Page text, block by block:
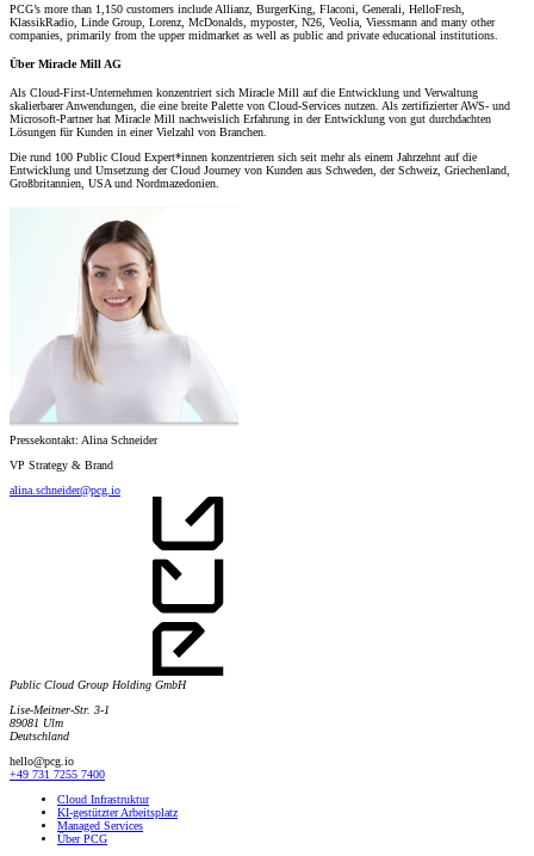
PCG’s more than 1,150 customers include Allianz, BurgerKing, Flaconi, Generali, HelloFresh,
KlassikRadio, Linde Group, Lorenz, McDonalds, myposter, N26, Veolia, Viessmann and many other
companies, primarily from the upper midmarket as well as public and private educational institutions.
Über Miracle Mill AG
Als Cloud-First-Unternehmen konzentriert sich Miracle Mill auf die Entwicklung und Verwaltung
skalierbarer Anwendungen, die eine breite Palette von Cloud-Services nutzen. Als zertifizierter AWS- und
Microsoft-Partner hat Miracle Mill nachweislich Erfahrung in der Entwicklung von gut durchdachten
Lösungen für Kunden in einer Vielzahl von Branchen.
Die rund 100 Public Cloud Expert*innen konzentrieren sich seit mehr als einem Jahrzehnt auf die
Entwicklung und Umsetzung der Cloud Journey von Kunden aus Schweden, der Schweiz, Griechenland,
Großbritannien, USA und Nordmazedonien.
Pressekontakt: Alina Schneider
VP Strategy & Brand
alina.schneider@pcg.io
Public Cloud Group Holding GmbH
Lise-Meitner-Str. 3-1
89081 Ulm
Deutschland
hello@pcg.io
+49 731 7255 7400
Cloud Infrastruktur
KI-gestützter Arbeitsplatz
Managed Services
Über PCG